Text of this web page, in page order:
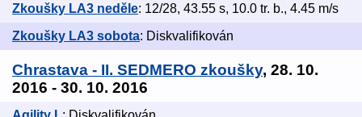
Zkoušky LA3 neděle: 12/28, 43.55 s, 10.0 tr. b., 4.45 m/s
Zkoušky LA3 sobota: Diskvalifikován
Chrastava - II. SEDMERO zkoušky, 28. 10.
2016 - 30. 10. 2016